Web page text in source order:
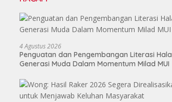
4 Agustus 2026
Penguatan dan Pengembangan Literasi Halal
Generasi Muda Dalam Momentum Milad MUI